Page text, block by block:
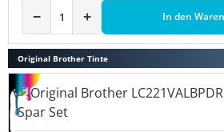
− + In den
Original Brother Tinte